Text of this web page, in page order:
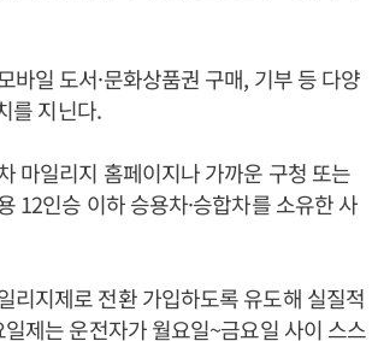
일 도서·문화상품권 구매, 기부 등 다양
를 지닌다.
마일리지 홈페이지나 가까운 구청 또는
12인승 이하 승용차·승합차를 소유한 사
리지제로 전환 가입하도록 유도해 실질적
제는 운전자가 월요일~금요일 사이 스스